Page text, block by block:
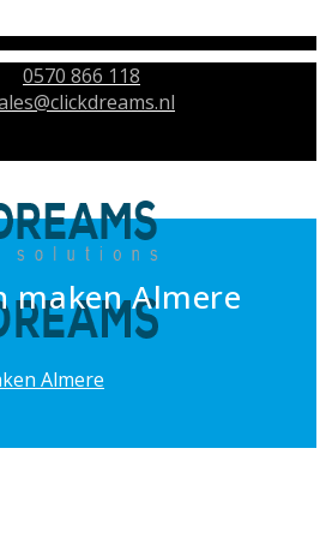
0570 866 118
maken Almere
Almere